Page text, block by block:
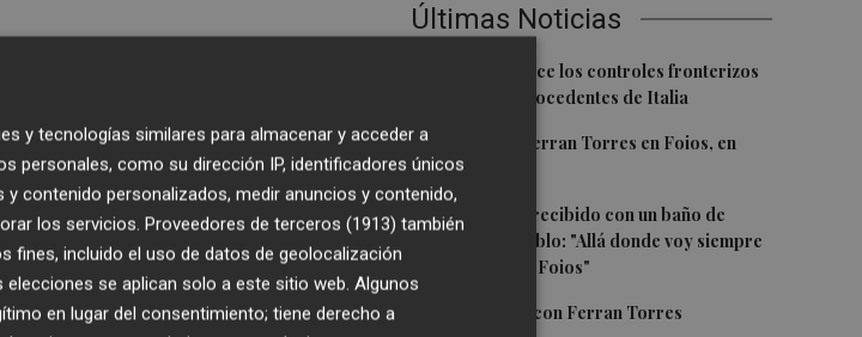
Últimas Noticias
España restablece los controles fronterizos
a los viajeros procedentes de Italia
2El homenaje a Ferran Torres en Foios, en
imágenes
3Ferran Torres, recibido con un baño de
masas en su pueblo: "Allá donde voy siempre
digo que soy de Foios"
4 Foios se vuelca con Ferran Torres
y tecnologías similares para almacenar y acceder a
personales, como su dirección IP, identificadores únicos
contenido personalizados, medir anuncios y contenido,
los servicios. Proveedores de terceros (1913) también
fines, incluido el uso de datos de geolocalización
se aplican solo a este sitio web. Algunos
en lugar del consentimiento; tiene derecho a